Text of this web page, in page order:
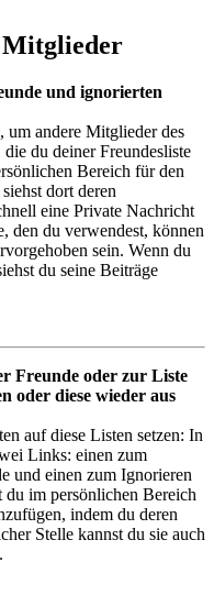
Mitglieder
und ignorierten
um andere Mitglieder des
du deiner Freundesliste
Bereich für den
dort deren
eine Private Nachricht
den du verwendest, können
sein. Wenn du
du seine Beiträge
Freunde oder zur Liste
oder diese wieder aus
auf diese Listen setzen: In
Links: einen zum
und einen zum Ignorieren
du im persönlichen Bereich
indem du deren
Stelle kannst du sie auch